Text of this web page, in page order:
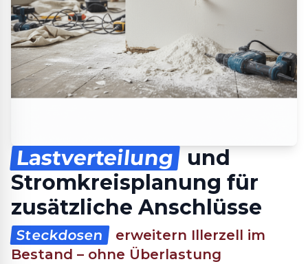
Lastverteilung
und
Stromkreisplanung für
zusätzliche Anschlüsse
Steckdosen
erweitern Illerzell im
Bestand – ohne Überlastung